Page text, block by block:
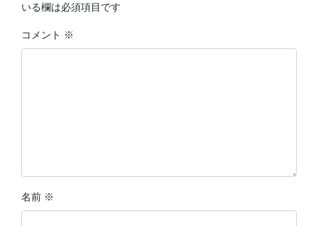
いる欄は必須項目です
コメント ※
名前 ※